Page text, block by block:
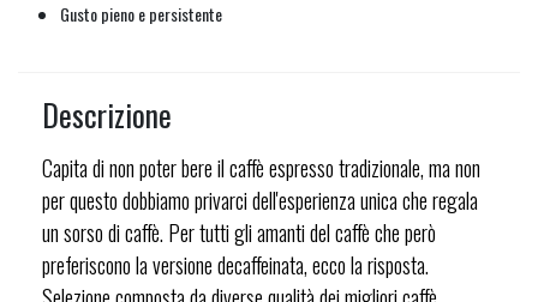
Gusto pieno e persistente
Descrizione
Capita di non poter bere il caffè espresso tradizionale, ma non
per questo dobbiamo privarci dell'esperienza unica che regala
un sorso di caffè. Per tutti gli amanti del caffè che però
preferiscono la versione decaffeinata, ecco la risposta.